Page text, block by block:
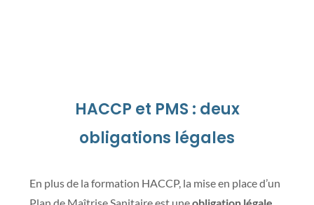
HACCP et PMS : deux
obligations légales
En plus de la formation HACCP, la mise en place d’un